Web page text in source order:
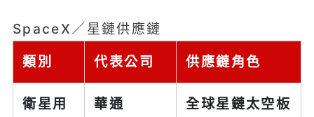
SpaceX／星鏈供應鏈
類別
代表公司 供應鏈角色
衛星用
華通
全球星鏈太空板